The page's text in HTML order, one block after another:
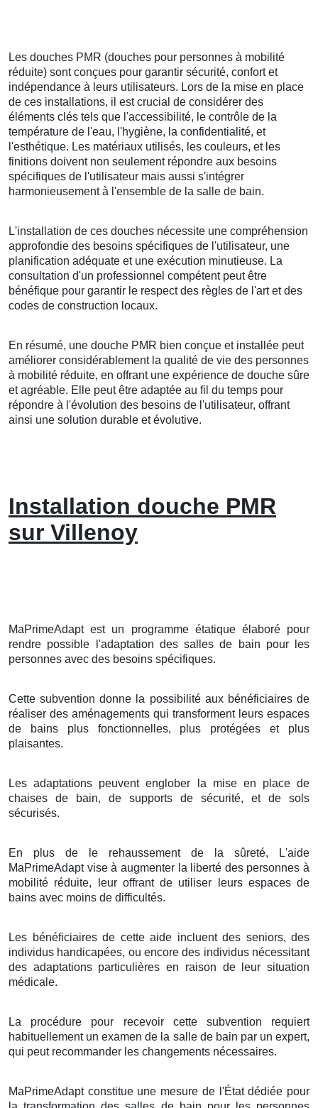
Les douches PMR (douches pour personnes à mobilité
réduite) sont conçues pour garantir sécurité, confort et
indépendance à leurs utilisateurs. Lors de la mise en place
de ces installations, il est crucial de considérer des
éléments clés tels que l'accessibilité, le contrôle de la
température de l'eau, l'hygiène, la confidentialité, et
l'esthétique. Les matériaux utilisés, les couleurs, et les
finitions doivent non seulement répondre aux besoins
spécifiques de l'utilisateur mais aussi s'intégrer
harmonieusement à l'ensemble de la salle de bain.
L'installation de ces douches nécessite une compréhension
approfondie des besoins spécifiques de l'utilisateur, une
planification adéquate et une exécution minutieuse. La
consultation d'un professionnel compétent peut être
bénéfique pour garantir le respect des règles de l'art et des
codes de construction locaux.
En résumé, une douche PMR bien conçue et installée peut
améliorer considérablement la qualité de vie des personnes
à mobilité réduite, en offrant une expérience de douche sûre
et agréable. Elle peut être adaptée au fil du temps pour
répondre à l'évolution des besoins de l'utilisateur, offrant
ainsi une solution durable et évolutive.
Installation douche PMR
sur Villenoy
MaPrimeAdapt est un programme étatique élaboré pour
rendre possible l'adaptation des salles de bain pour les
personnes avec des besoins spécifiques.
Cette subvention donne la possibilité aux bénéficiaires de
réaliser des aménagements qui transforment leurs espaces
de bains plus fonctionnelles, plus protégées et plus
plaisantes.
Les adaptations peuvent englober la mise en place de
chaises de bain, de supports de sécurité, et de sols
sécurisés.
En plus de le rehaussement de la sûreté, L'aide
MaPrimeAdapt vise à augmenter la liberté des personnes à
mobilité réduite, leur offrant de utiliser leurs espaces de
bains avec moins de difficultés.
Les bénéficiaires de cette aide incluent des seniors, des
individus handicapées, ou encore des individus nécessitant
des adaptations particulières en raison de leur situation
médicale.
La procédure pour recevoir cette subvention requiert
habituellement un examen de la salle de bain par un expert,
qui peut recommander les changements nécessaires.
MaPrimeAdapt constitue une mesure de l'État dédiée pour